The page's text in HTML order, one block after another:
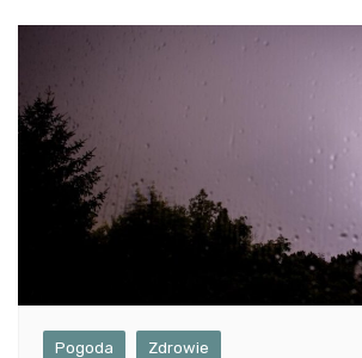
Pogoda Zdrowie